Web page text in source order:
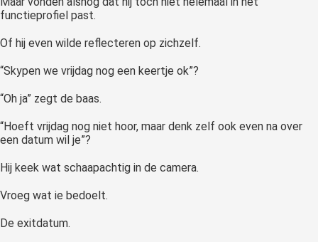
functieprofiel past.
Of hij even wilde reflecteren op zichzelf.
“Skypen we vrijdag nog een keertje ok”?
“Oh ja” zegt de baas.
“Hoeft vrijdag nog niet hoor, maar denk zelf ook even na over
een datum wil je”?
Hij keek wat schaapachtig in de camera.
Vroeg wat ie bedoelt.
De exitdatum.